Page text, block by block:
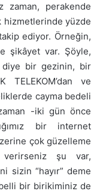
zaman, perakende
hizmetlerinde yüzde
ediyor. Örneğin,
şikâyet var. Şöyle,
diye bir gezinin, bir
TELEKOM’dan ve
cayma bedeli
-iki gün önce
bir internet
çok güzelleme
verirseniz şu var,
sizin “hayır” deme
bir birikiminiz de